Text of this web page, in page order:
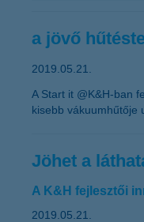
a jövő
2019.05.21.
A Start it @K&H-ban
kisebb vákuumhűtője
Jöhet a
A K&H fejlesztői
2019.05.21.